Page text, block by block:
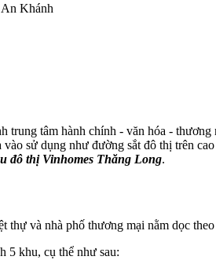
Khánh
trung tâm hành chính - văn hóa -
sử dụng như đường sắt đô thị trên
đô thị Vinhomes Thăng Long.
và nhà phố thương mại nằm dọc
5 khu, cụ thể như sau: